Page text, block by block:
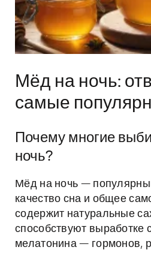
Мёд на ночь:
самые
Почему многие
ночь?
Мёд на ночь —
качество сна и общее
содержит натуральные
способствуют выработке
мелатонина — гормонов,